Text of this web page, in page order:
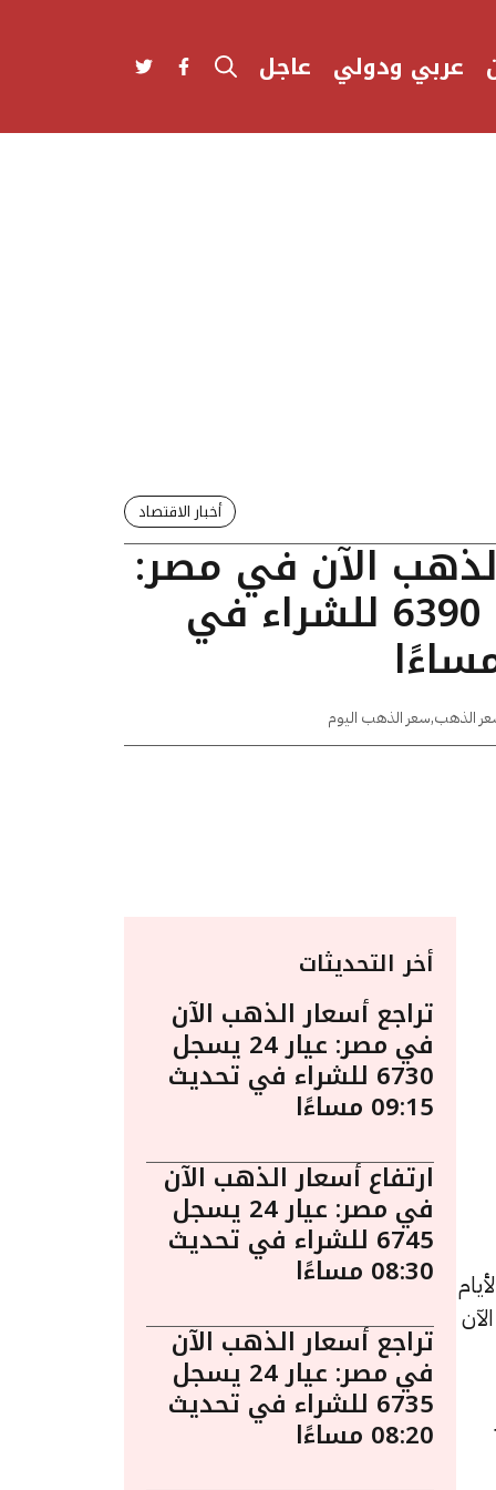
عربي ودولي عاجل
أخبار الاقتصاد
الآن في مصر:
عيار 24 يسجل 6390 للشراء في
الذهب,سعر الذهب اليوم
أخر التحديثات
تراجع أسعار الذهب الآن
في مصر: عيار 24 يسجل
6730 للشراء في تحديث
09:15 مساءًا
ارتفاع أسعار الذهب الآن
في مصر: عيار 24 يسجل
6745 للشراء في تحديث
08:30 مساءًا
تراجع أسعار الذهب الآن
في مصر: عيار 24 يسجل
6735 للشراء في تحديث
08:20 مساءًا